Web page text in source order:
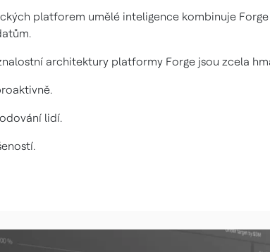
platforem umělé inteligence kombinuje
architektury platformy Forge jsou zcela
lidí.